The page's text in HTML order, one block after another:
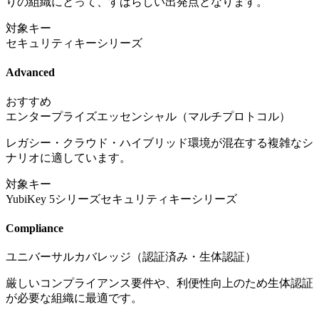
対象キー
セキュリティキーシリーズ
Advanced
おすすめ
エンタープライズエッセンシャル（マルチプロトコル）
レガシー・クラウド・ハイブリッド環境が混在する複雑なシ
ナリオに適しています。
対象キー
YubiKey 5シリーズセキュリティキーシリーズ
Compliance
ユニバーサルカバレッジ（認証済み・生体認証）
厳しいコンプライアンス要件や、利便性向上のため生体認証
が必要な組織に最適です。